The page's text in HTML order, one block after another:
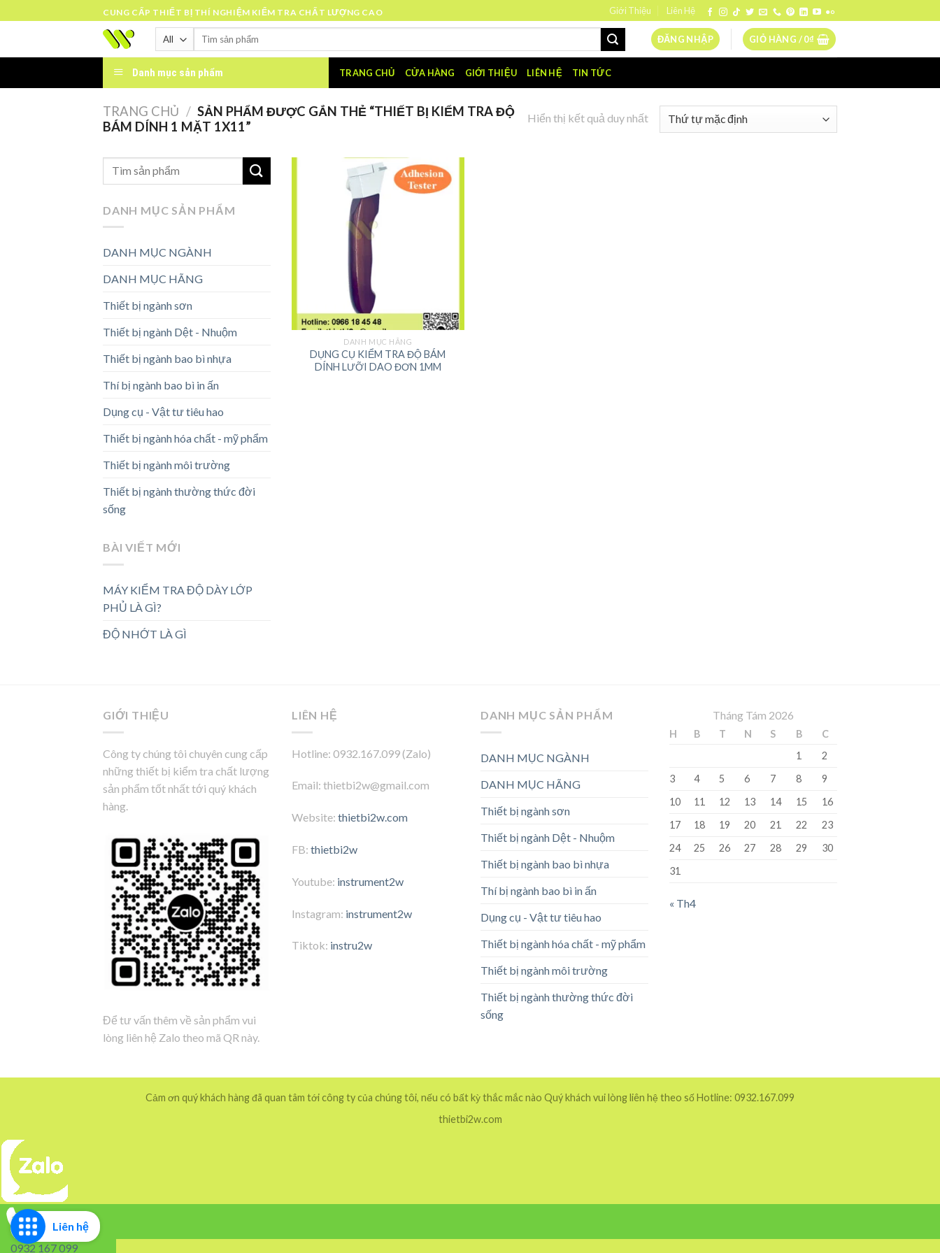
to
CUNG CẤP THIẾT BỊ THÍ NGHIỆM KIỂM TRA CHẤT LƯỢNG CAO Giới Thiệu Liên Hệ
Tìm
ĐĂNG NHẬP GIỎ HÀNG /0₫
Danh mục sản phẩm TRANG CHỦ CỬA HÀNG GIỚI THIỆU LIÊN HỆ TIN TỨC
TRANG CHỦ / SẢN PHẨM ĐƯỢC GẮN THẺ “THIẾT BỊ KIỂM TRA ĐỘ
BÁM DÍNH 1 MẶT 1X11”
Hiển thị kết quả duy nhất
DANH MỤC SẢN PHẨM
DANH MỤC NGÀNH
DANH MỤC HÃNG
Thiết bị ngành sơn
Thiết bị ngành Dệt - Nhuộm
Thiết bị ngành bao bì nhựa
Thí bị ngành bao bì in ấn
Dụng cụ - Vật tư tiêu hao
Thiết bị ngành hóa chất - mỹ phẩm
Thiết bị ngành môi trường
Thiết bị ngành thường thức đời
sống
BÀI VIẾT MỚI
MÁY KIỂM TRA ĐỘ DÀY LỚP
PHỦ LÀ GÌ?
ĐỘ NHỚT LÀ GÌ
DANH MỤC HÃNG
DỤNG CỤ KIỂM TRA ĐỘ BÁM
DÍNH LƯỠI DAO ĐƠN 1MM
GIỚI THIỆU
Công ty chúng tôi chuyên cung cấp
những thiết bị kiểm tra chất lượng
sản phẩm tốt nhất tới quý khách
hàng.
Để tư vấn thêm về sản phẩm vui
lòng liên hệ Zalo theo mã QR này.
LIÊN HỆ
Hotline: 0932.167.099 (Zalo)
Email: thietbi2w@gmail.com
Website: thietbi2w.com
FB: thietbi2w
Youtube: instrument2w
Instagram: instrument2w
Tiktok: instru2w
DANH MỤC SẢN PHẨM
DANH MỤC NGÀNH
DANH MỤC HÃNG
Thiết bị ngành sơn
Thiết bị ngành Dệt - Nhuộm
Thiết bị ngành bao bì nhựa
Thí bị ngành bao bì in ấn
Dụng cụ - Vật tư tiêu hao
Thiết bị ngành hóa chất - mỹ phẩm
Thiết bị ngành môi trường
Thiết bị ngành thường thức đời
sống
Tháng Tám 2026
H B T N S B
C
1
2
3
4 5 6 7 8
9
10
11 12 13 14 15
16
17
18 19 20 21 22
23
24
25 26 27 28 29
30
31
« Th4
Cảm ơn quý khách hàng đã quan tâm tới công ty của chúng tôi, nếu có bất kỳ thắc mắc nào Quý khách vui lòng liên hệ theo số Hotline: 0932.167.099
thietbi2w.com
Liên hệ
0932 167 099